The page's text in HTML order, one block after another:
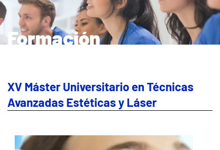
Formación
XV Máster Universitario en Técnicas
Avanzadas Estéticas y Láser